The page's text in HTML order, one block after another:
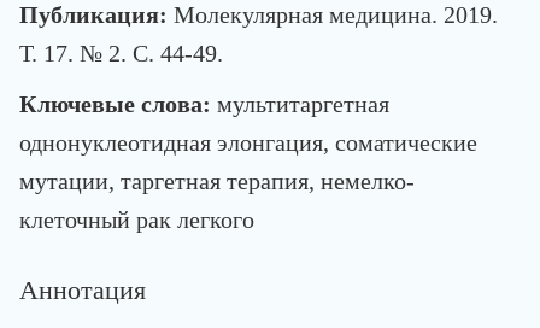
Публикация: Молекулярная медицина. 2019.
Т. 17. № 2. С. 44-49.
Ключевые слова: мультитаргетная
однонуклеотидная элонгация, соматические
мутации, таргетная терапия, немелко-
клеточный рак легкого
Аннотация